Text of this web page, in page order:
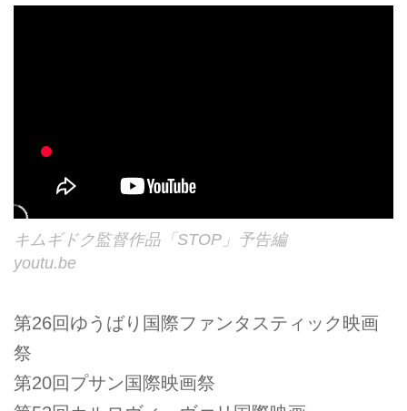
キムギドク監督作品「STOP」予告編
youtu.be
第26回ゆうばり国際ファンタスティック映画
祭
第20回プサン国際映画祭